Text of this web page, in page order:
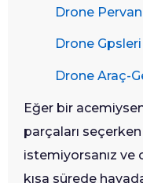
Drone
Drone Gpsleri
Drone Araç-
Eğer bir
parçaları
istemiyorsanız ve
kısa sürede